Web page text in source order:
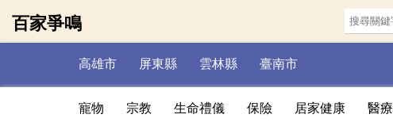
百家爭鳴
高雄市 屏東縣 雲林縣 臺南市
寵物 宗教 生命禮儀 保險 居家健康 醫療